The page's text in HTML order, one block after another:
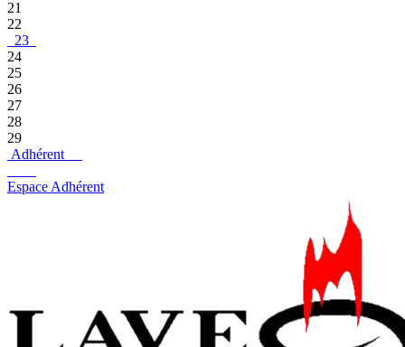
21
22
23
24
25
26
27
28
29
Adhérent
Espace Adhérent